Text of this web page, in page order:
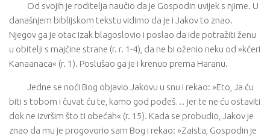
Od svojih je roditelja naučio da je Gospodin uvijek s njime. U
današnjem biblijskom tekstu vidimo da je i Jakov to znao.
Njegov ga je otac Izak blagoslovio i poslao da ide potražiti ženu
u obitelji s majčine strane (r. r. 1-4), da ne bi oženio neku od »kćeri
Kanaanaca« (r. 1). Poslušao ga je i krenuo prema Haranu.
Jedne se noći Bog objavio Jakovu u snu i rekao: »Eto, Ja ću
biti s tobom i čuvat ću te, kamo god pođeš… jer te ne ću ostaviti
dok ne izvršim što ti obećah« (r. 15). Kada se probudio, Jakov je
znao da mu je progovorio sam Bog i rekao: »Zaista, Gospodin je